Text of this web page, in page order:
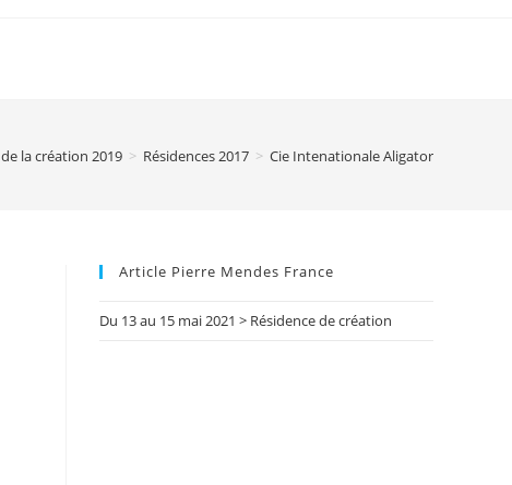
la création 2019 > Résidences 2017 > Cie Intenationale Aligator
Article Pierre Mendes France
Du 13 au 15 mai 2021 > Résidence de création